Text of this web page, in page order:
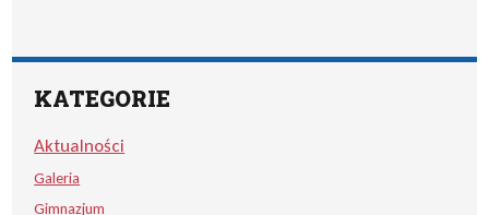
KATEGORIE
Aktualności
Galeria
Gimnazjum